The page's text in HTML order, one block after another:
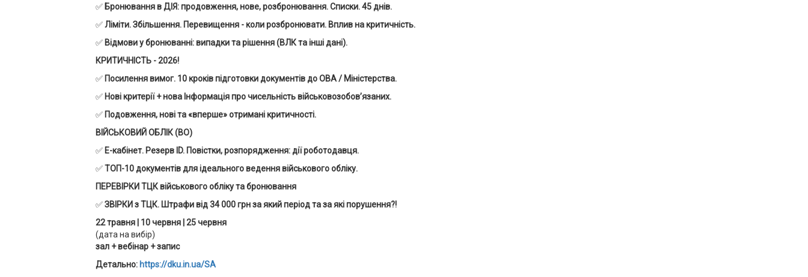
✅ Бронювання в ДІЯ: продовження, нове, розбронювання. Списки. 45 днів.
✅Ліміти. Збільшення. Перевищення - коли розбронювати. Вплив на критичність.
✅ Відмови у бронюванні: випадки та рішення (ВЛК та інші дані).
КРИТИЧНІСТЬ - 2026!
✅ Посилення вимог. 10 кроків підготовки документів до ОВА / Міністерства.
✅ Нові критерії + нова Інформація про чисельність військовозобов’язаних.
✅ Подовження, нові та «вперше» отримані критичності.
ВІЙСЬКОВИЙ ОБЛІК (ВО)
✅ Е-кабінет. Резерв ID. Повістки, розпорядження: дії роботодавця.
✅ТОП-10 документів для ідеального ведення військового обліку.
ПЕРЕВІРКИ ТЦК військового обліку та бронювання
✅ЗВІРКИ з ТЦК. Штрафи від 34 000 грн за який період та за які порушення?!
22 травня | 10 червня | 25 червня
(дата на вибір)
зал + вебінар + запис
Детально: https://dku.in.ua/SA